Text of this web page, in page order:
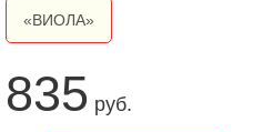
«ВИОЛА»
835 руб.